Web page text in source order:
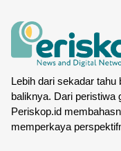
Lebih dari sekadar tahu
baliknya. Dari peristiwa
Periskop.id
memperkaya